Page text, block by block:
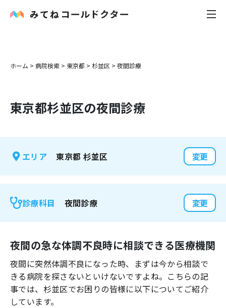
内科
花粉症
感染症
よくあるご質問
ホーム > 病院検索 > 東京都 > 杉並区 > 夜間診療
東京都杉並区の夜間診療
エリア 東京都 杉並区 変更
診療科目 夜間診療 変更
夜間の急な体調不良時に相談できる医療機関
夜間に突然体調不良になった時、まずは今から相談で
きる病院を探さないといけないですよね。こちらの記
事では、 杉並区でお困りの皆様に以下についてご紹介
しています。